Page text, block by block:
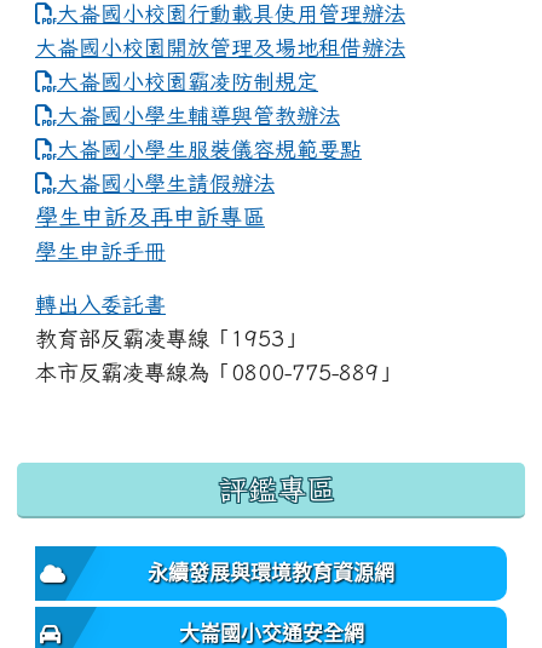
大崙國小校園行動載具使用管理辦法
大崙國小校園開放管理及場地租借辦法
大崙國小校園霸凌防制規定
大崙國小學生輔導與管教辦法
大崙國小學生服裝儀容規範要點
link to https://www.dles.tyc.edu.tw/uploads/
大崙國小學生請假辦法
學生申訴及再申訴專區
學生申訴手冊
轉出入委託書
教育部反霸凌專線「1953」
本市反霸凌專線為「0800-775-889」
:::
評鑑專區
永續發展與環境教育資源網
大崙國小交通安全網